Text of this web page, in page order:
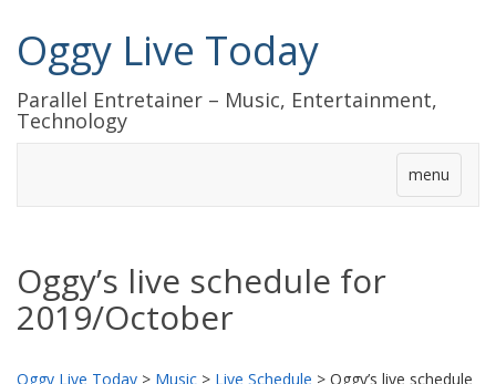
Oggy Live Today
Parallel Entretainer – Music, Entertainment,
Technology
menu
Oggy’s live schedule for
2019/October
Oggy Live Today > Music > Live Schedule > Oggy’s live schedule